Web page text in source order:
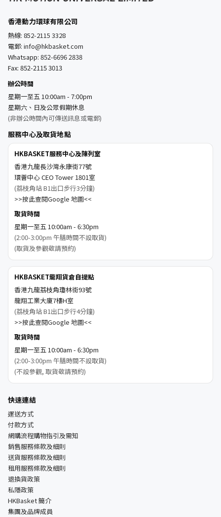
香港動力環球有限公司
熱線: 852-2115 3328
電郵: info@hkbasket.com
Whatsapp: 852-6696 2838
Fax: 852-2115 3013
辦公時間
星期一至五 10:00am - 7:00pm
星期六、日及公眾假期休息
(非辦公時間內可傳送訊息或電郵)
服務中心及取貨地點
HKBASKET服務中心及陳列室
香港九龍長沙灣永康街77號
環薈中心 CEO Tower 1801室
(荔枝角站 B1出口步行3分鐘)
>>按此查閱Google 地圖<<
取貨時間
星期一至五 10:00am - 6:30pm
(2:00-3:00pm 午膳時間不設取貨)
(取貨及參觀敬請預約)
HKBASKET龍翔貨倉自提點
香港九龍荔枝角瓊林街93號
龍翔工業大廈7樓H室
(荔枝角站 B1出口步行4分鐘)
>>按此查閱Google 地圖<<
取貨時間
星期一至五 10:00am - 6:30pm
(2:00-3:00pm 午膳時間不設取貨)
(不設參觀, 取貨敬請預約)
快速連結
運送方式
付款方式
網購流程購物指引及需知
銷售服務條款及細則
送貨服務條款及細則
租用服務條款及細則
退換貨政策
私隱政策
HKBasket 簡介
集團及品牌成員